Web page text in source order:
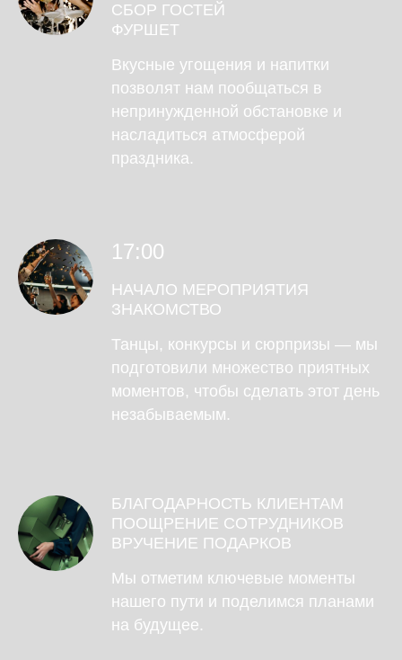
СБОР ГОСТЕЙ
ФУРШЕТ
Вкусные угощения и напитки
позволят нам пообщаться в
непринужденной обстановке и
насладиться атмосферой
праздника.
17:00
НАЧАЛО МЕРОПРИЯТИЯ
ЗНАКОМСТВО
Танцы, конкурсы и сюрпризы — мы
подготовили множество приятных
моментов, чтобы сделать этот день
незабываемым.
БЛАГОДАРНОСТЬ КЛИЕНТАМ
ПООЩРЕНИЕ СОТРУДНИКОВ
ВРУЧЕНИЕ ПОДАРКОВ
Мы отметим ключевые моменты
нашего пути и поделимся планами
на будущее.